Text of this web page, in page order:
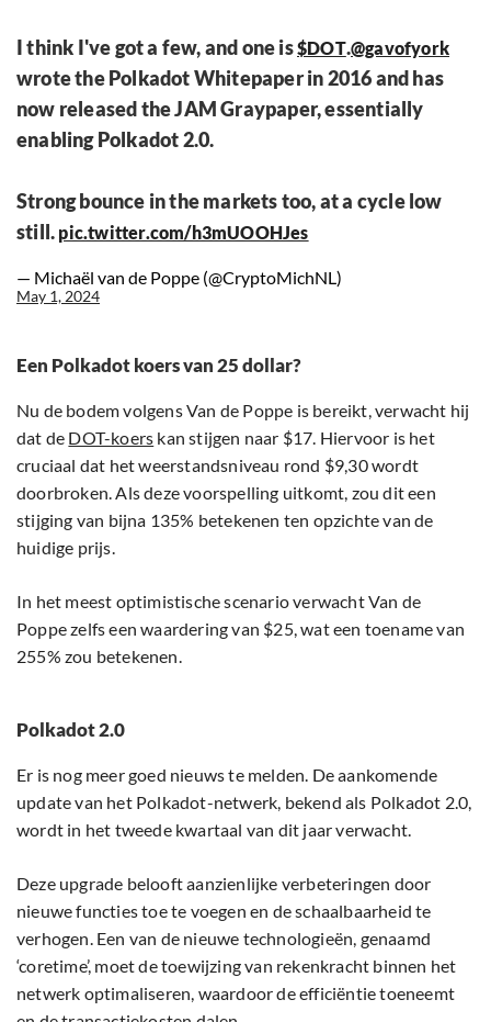
I think I've got a few, and one is$DOT.@gavofyork
wrote the Polkadot Whitepaper in 2016 and has
now released the JAM Graypaper, essentially
enabling Polkadot 2.0.
Strong bounce in the markets too, at a cycle low
still. pic.twitter.com/h3mUOOHJes
— Michaël van de Poppe (@CryptoMichNL)
May 1, 2024
Een Polkadot koers van 25 dollar?
Nu de bodem volgens Van de Poppe is bereikt, verwacht hij
dat de DOT-koers kan stijgen naar $17. Hiervoor is het
cruciaal dat het weerstandsniveau rond $9,30 wordt
doorbroken. Als deze voorspelling uitkomt, zou dit een
stijging van bijna 135% betekenen ten opzichte van de
huidige prijs.
In het meest optimistische scenario verwacht Van de
Poppe zelfs een waardering van $25, wat een toename van
255% zou betekenen.
Polkadot 2.0
Er is nog meer goed nieuws te melden. De aankomende
update van het Polkadot-netwerk, bekend als Polkadot 2.0,
wordt in het tweede kwartaal van dit jaar verwacht.
Deze upgrade belooft aanzienlijke verbeteringen door
nieuwe functies toe te voegen en de schaalbaarheid te
verhogen. Een van de nieuwe technologieën, genaamd
‘coretime’, moet de toewijzing van rekenkracht binnen het
netwerk optimaliseren, waardoor de efficiëntie toeneemt